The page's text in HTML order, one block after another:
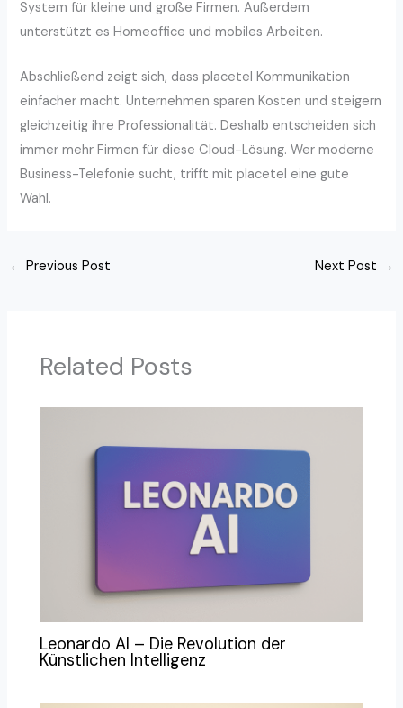
System für kleine und große Firmen. Außerdem
unterstützt es Homeoffice und mobiles Arbeiten.
Abschließend zeigt sich, dass placetel Kommunikation
einfacher macht. Unternehmen sparen Kosten und steigern
gleichzeitig ihre Professionalität. Deshalb entscheiden sich
immer mehr Firmen für diese Cloud-Lösung. Wer moderne
Business-Telefonie sucht, trifft mit placetel eine gute
Wahl.
← Previous Post Next Post →
Related Posts
Leonardo AI – Die Revolution der
Künstlichen Intelligenz